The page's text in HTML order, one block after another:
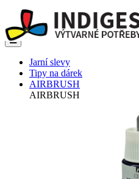
Jarní slevy
Tipy na dárek
AIRBRUSH
AIRBRUSH